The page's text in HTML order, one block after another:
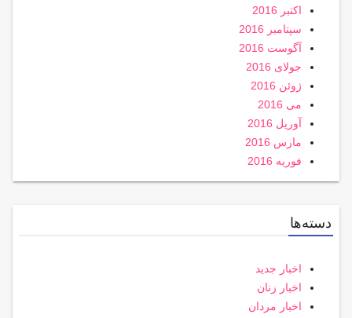
اکتبر 2016
سپتامبر 2016
آگوست 2016
جولای 2016
ژوئن 2016
می 2016
آوریل 2016
مارس 2016
فوریه 2016
دسته‌ها
اخبار جدید
اخبار زنان
اخبار مردان